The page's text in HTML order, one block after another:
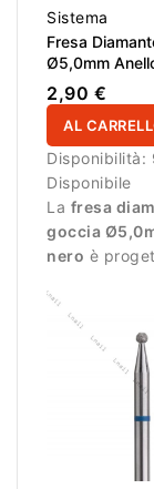
Sistema
Fresa
Ø5,0mm
12,0mm
2,90 €
AL
Disponibilità:
Disponibile
La fresa
goccia
nero è
richiedono
abrasione.